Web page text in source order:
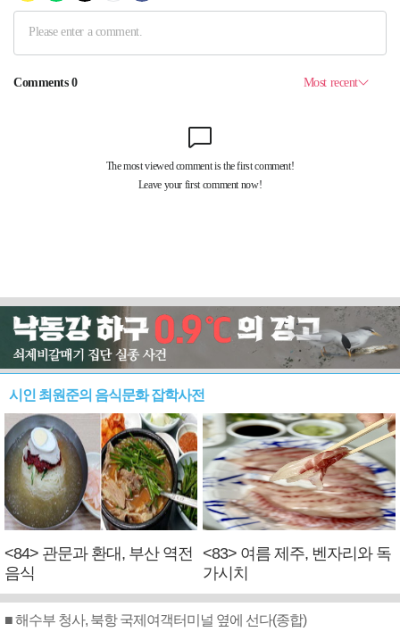
시인 최원준의 음식문화 잡학사전
<84> 관문과 환대, 부산 역전
음식
<83> 여름 제주, 벤자리와 독
가시치
■ 해수부 청사, 북항 국제여객터미널 옆에 선다(종합)